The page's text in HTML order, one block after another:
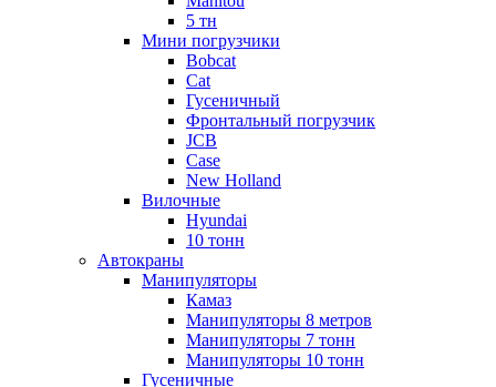
5 тн
Мини погрузчики
Bobcat
Cat
Гусеничный
Фронтальный погрузчик
JCB
Case
New Holland
Вилочные
Hyundai
10 тонн
Автокраны
Манипуляторы
Камаз
Манипуляторы 8 метров
Манипуляторы 7 тонн
Манипуляторы 10 тонн
Гусеничные